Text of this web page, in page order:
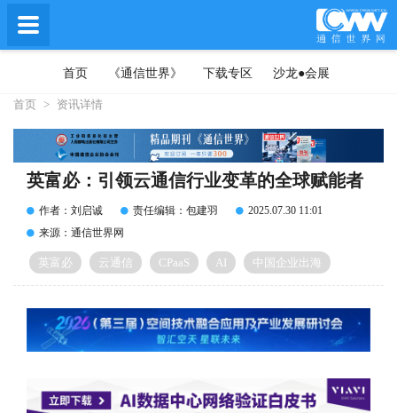
首页 《通信世界》 下载专区 沙龙●会展
首页 > 资讯详情
英富必：引领云通信行业变革的全球赋能者
作者：刘启诚 责任编辑：包建羽
2025.07.30 11:01
来源：通信世界网
英富必 云通信 CPaaS AI 中国企业出海